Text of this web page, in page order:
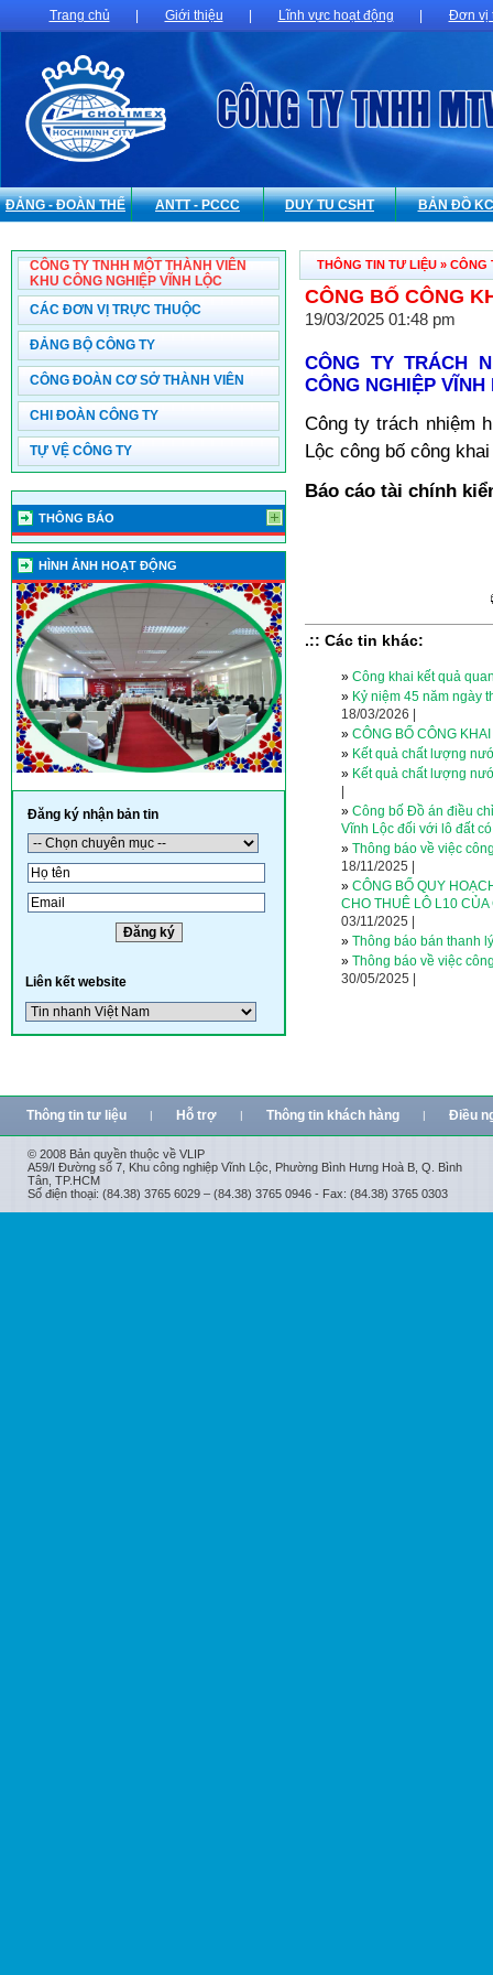
Trang chủ Giới thiệu Lĩnh vực hoạt động Đơn vị
ĐẢNG - ĐOÀN THỂ ANTT - PCCC DUY TU CSHT BẢN ĐỒ
CÔNG TY TNHH MỘT THÀNH VIÊN
KHU CÔNG NGHIỆP VĨNH LỘC
CÁC ĐƠN VỊ TRỰC THUỘC
ĐẢNG BỘ CÔNG TY
CÔNG ĐOÀN CƠ SỞ THÀNH VIÊN
CHI ĐOÀN CÔNG TY
TỰ VỆ CÔNG TY
THÔNG BÁO
HÌNH ẢNH HOẠT ĐỘNG
Đăng ký nhận bản tin
Liên kết website
THÔNG TIN TƯ LIỆU » CÔNG
CÔNG BỐ CÔNG
19/03/2025 01:48 pm
CÔNG TY TRÁCH
CÔNG NGHIỆP VĨNH
Công ty trách nhiệm
Lộc công bố công
Báo cáo tài chính
.:: Các tin khác:
» Công khai kết quả
» Kỷ niệm 45 năm ngày
18/03/2026 |
» CÔNG BỐ CÔNG
» Kết quả chất lượng
» Kết quả chất lượng
» Công bố Đồ án điều
Vĩnh Lộc đối với lô đất
» Thông báo về việc
18/11/2025 |
» CÔNG BỐ QUY
CHO THUÊ LÔ L10
03/11/2025 |
» Thông báo bán thanh
» Thông báo về việc
30/05/2025 |
Thông tin tư liệu | Hỗ trợ | Thông tin khách hàng | Điều
© 2008 Bản quyền thuộc về VLIP
A59/I Đường số 7, Khu công nghiệp Vĩnh Lộc, Phường Bình Hưng Hoà B, Q. Bình
Tân, TP.HCM
Số điện thoại: (84.38) 3765 6029 – (84.38) 3765 0946 - Fax: (84.38) 3765 0303